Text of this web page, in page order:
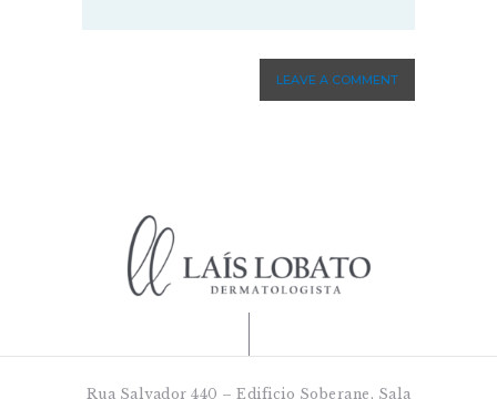
Rua Salvador 440 – Edificio Soberane, Sala